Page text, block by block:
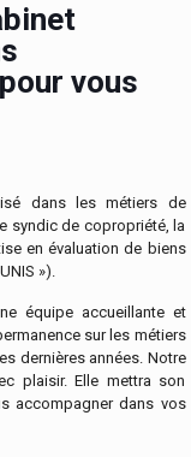
vous
dans les métiers de
syndic de copropriété, la
en évaluation de biens
»).
équipe accueillante et
sur les métiers
dernières années. Notre
plaisir. Elle mettra son
accompagner dans vos